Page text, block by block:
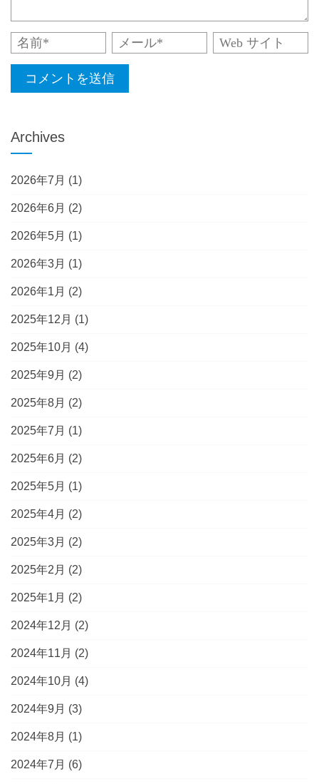
Archives
2026年7月 (1)
2026年6月 (2)
2026年5月 (1)
2026年3月 (1)
2026年1月 (2)
2025年12月 (1)
2025年10月 (4)
2025年9月 (2)
2025年8月 (2)
2025年7月 (1)
2025年6月 (2)
2025年5月 (1)
2025年4月 (2)
2025年3月 (2)
2025年2月 (2)
2025年1月 (2)
2024年12月 (2)
2024年11月 (2)
2024年10月 (4)
2024年9月 (3)
2024年8月 (1)
2024年7月 (6)